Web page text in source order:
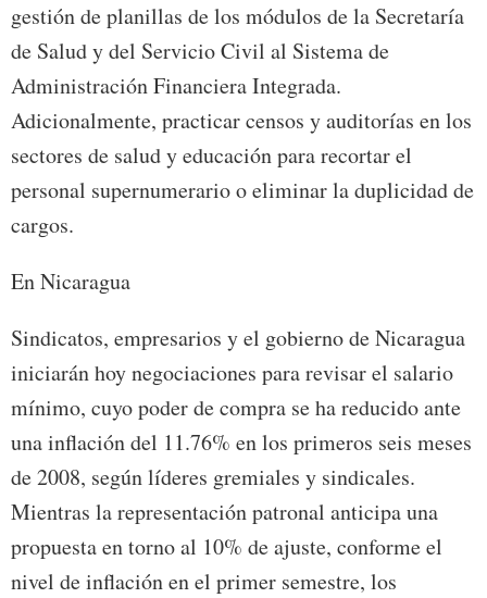
gestión de planillas de los módulos de la Secretaría
de Salud y del Servicio Civil al Sistema de
Administración Financiera Integrada.
Adicionalmente, practicar censos y auditorías en los
sectores de salud y educación para recortar el
personal supernumerario o eliminar la duplicidad de
cargos.
En Nicaragua
Sindicatos, empresarios y el gobierno de Nicaragua
iniciarán hoy negociaciones para revisar el salario
mínimo, cuyo poder de compra se ha reducido ante
una inflación del 11.76% en los primeros seis meses
de 2008, según líderes gremiales y sindicales.
Mientras la representación patronal anticipa una
propuesta en torno al 10% de ajuste, conforme el
nivel de inflación en el primer semestre, los